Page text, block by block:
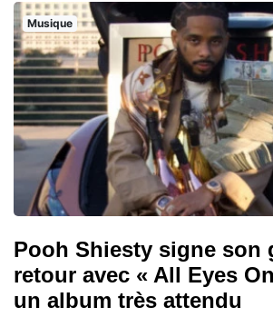
Musique
Pooh Shiesty signe son
retour avec « All Eyes
un album très attendu